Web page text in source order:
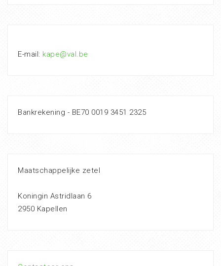
E-mail: kape@val.be
Bankrekening - BE70 0019 3451 2325
Maatschappelijke zetel
Koningin Astridlaan 6
2950 Kapellen